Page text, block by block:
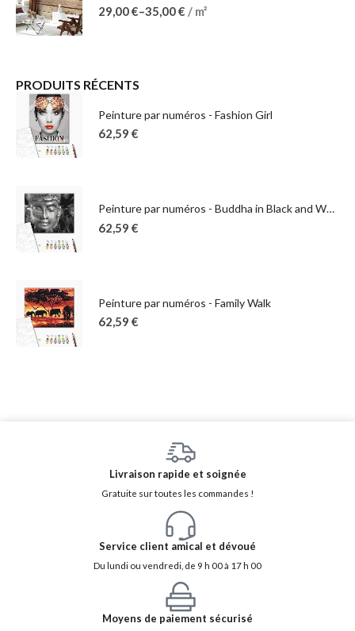
29,00€–35,00€ / m²
PRODUITS RÉCENTS
Peinture par numéros - Fashion Girl
62,59 €
Peinture par numéros - Buddha in Black and White
62,59 €
Peinture par numéros - Family Walk
62,59 €
Livraison rapide et soignée
Gratuite sur toutes les commandes !
Service client amical et dévoué
Du lundi ou vendredi, de 9 h 00 à 17 h 00
Moyens de paiement sécurisé